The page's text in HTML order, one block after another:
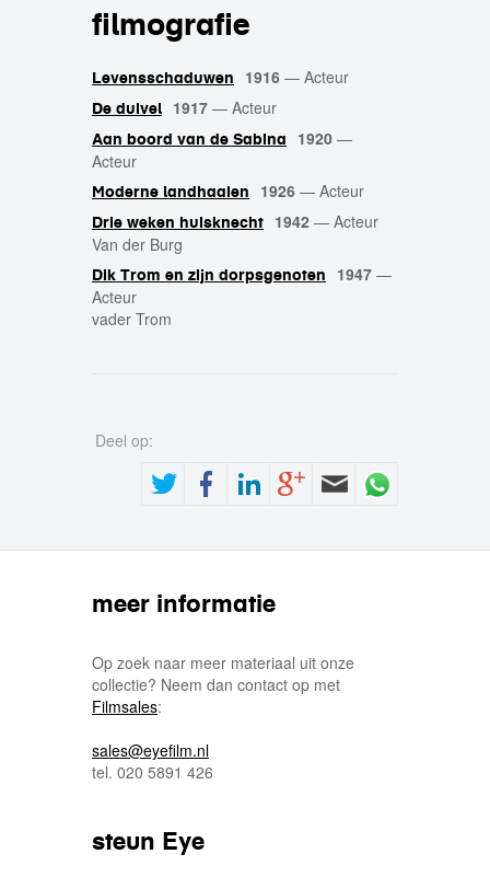
filmografie
Levensschaduwen 1916 — Acteur
De duivel 1917 — Acteur
Aan boord van de Sabina 1920 —
Acteur
Moderne landhaaien 1926 — Acteur
Drie weken huisknecht 1942 — Acteur
Van der Burg
Dik Trom en zijn dorpsgenoten 1947 —
Acteur
vader Trom
Deel op:
meer informatie
Op zoek naar meer materiaal uit onze
collectie? Neem dan contact op met
Filmsales:
sales@eyefilm.nl
tel. 020 5891 426
steun Eye